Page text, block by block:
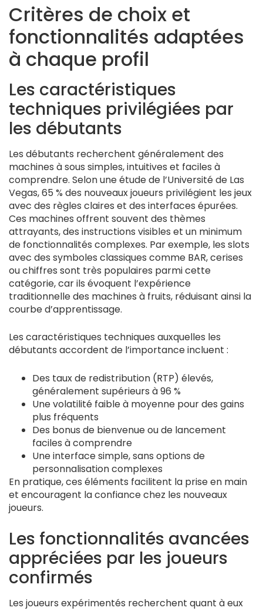
Critères de choix et
fonctionnalités adaptées
à chaque profil
Les caractéristiques
techniques privilégiées par
les débutants
Les débutants recherchent généralement des
machines à sous simples, intuitives et faciles à
comprendre. Selon une étude de l’Université de Las
Vegas, 65 % des nouveaux joueurs privilégient les jeux
avec des règles claires et des interfaces épurées.
Ces machines offrent souvent des thèmes
attrayants, des instructions visibles et un minimum
de fonctionnalités complexes. Par exemple, les slots
avec des symboles classiques comme BAR, cerises
ou chiffres sont très populaires parmi cette
catégorie, car ils évoquent l’expérience
traditionnelle des machines à fruits, réduisant ainsi la
courbe d’apprentissage.
Les caractéristiques techniques auxquelles les
débutants accordent de l’importance incluent :
Des taux de redistribution (RTP) élevés,
généralement supérieurs à 96 %
Une volatilité faible à moyenne pour des gains
plus fréquents
Des bonus de bienvenue ou de lancement
faciles à comprendre
Une interface simple, sans options de
personnalisation complexes
En pratique, ces éléments facilitent la prise en main
et encouragent la confiance chez les nouveaux
joueurs.
Les fonctionnalités avancées
appréciées par les joueurs
confirmés
Les joueurs expérimentés recherchent quant à eux